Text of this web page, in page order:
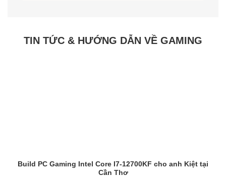
TIN TỨC & HƯỚNG DẪN VỀ GAMING
Build PC Gaming Intel Core I7-12700KF cho anh Kiệt tại
Cần Thơ